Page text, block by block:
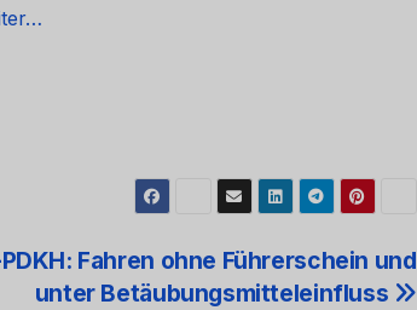
PDKH: Fahren ohne Führerschein und
unter Betäubungsmitteleinfluss